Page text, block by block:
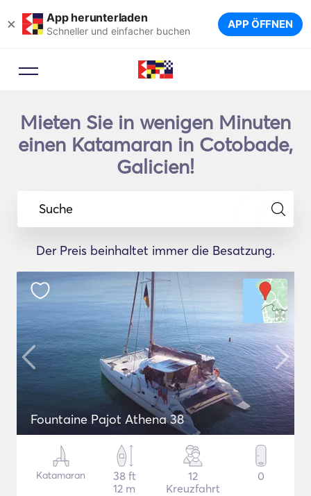
× App herunterladen
Schneller und einfacher buchen APP ÖFFNEN
Mieten Sie in wenigen Minuten
einen Katamaran in Cotobade,
Galicien!
Suche
Der Preis beinhaltet immer die Besatzung.
Fountaine Pajot Athena 38
Katamaran
38 ft
12 m
12
Kreuzfahrt
0